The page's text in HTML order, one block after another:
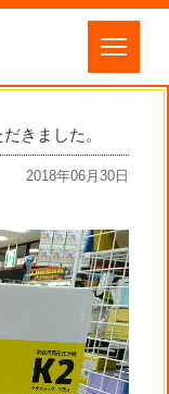
きました。
2018年06月30日